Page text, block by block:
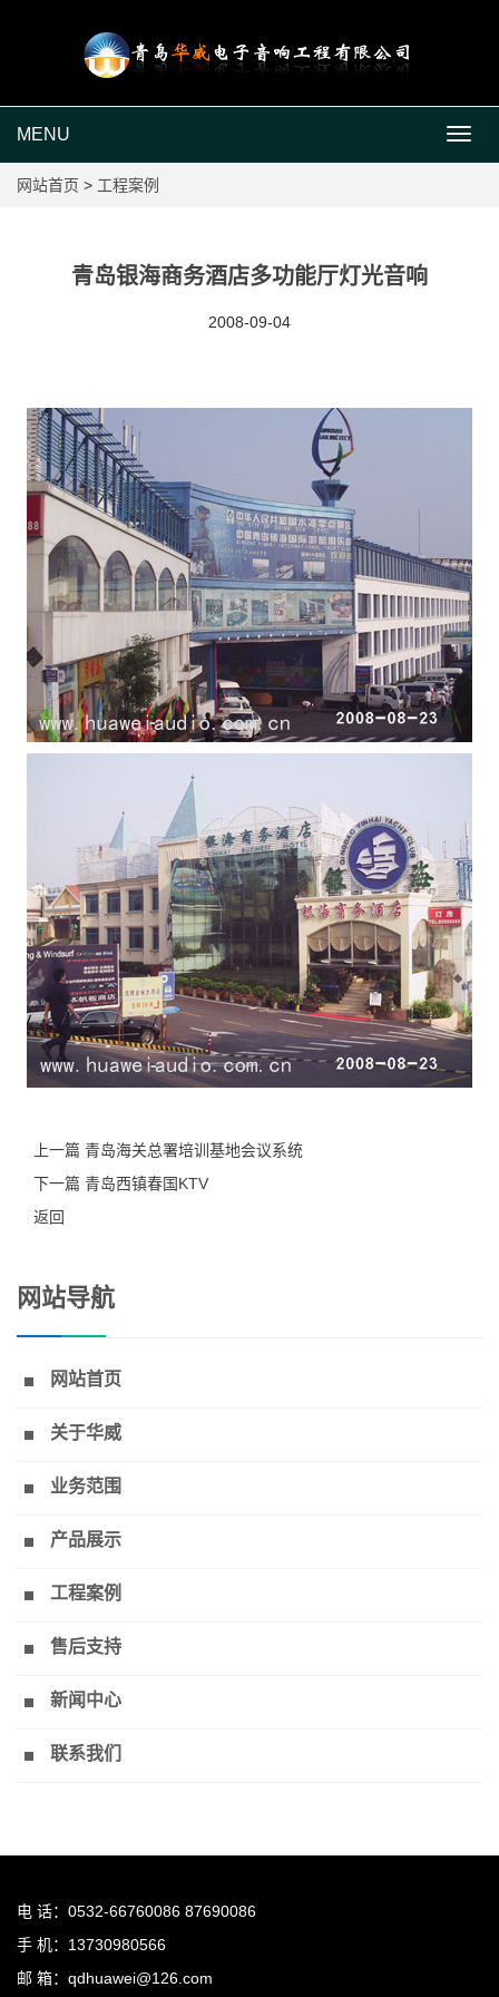
MENU
网站首页 > 工程案例
青岛银海商务酒店多功能厅灯光音响
2008-09-04
上一篇 青岛海关总署培训基地会议系统
下一篇 青岛西镇春国KTV
返回
网站导航
网站首页
关于华威
业务范围
产品展示
工程案例
售后支持
新闻中心
联系我们
电 话：0532-66760086 87690086
手 机：13730980566
邮 箱：qdhuawei@126.com